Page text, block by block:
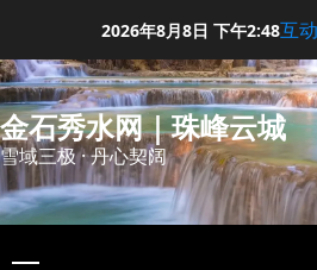
content
2026年8月8日 下午2:48互
金石秀水网｜珠峰云城
雪域三极 · 丹心契阔
Primary